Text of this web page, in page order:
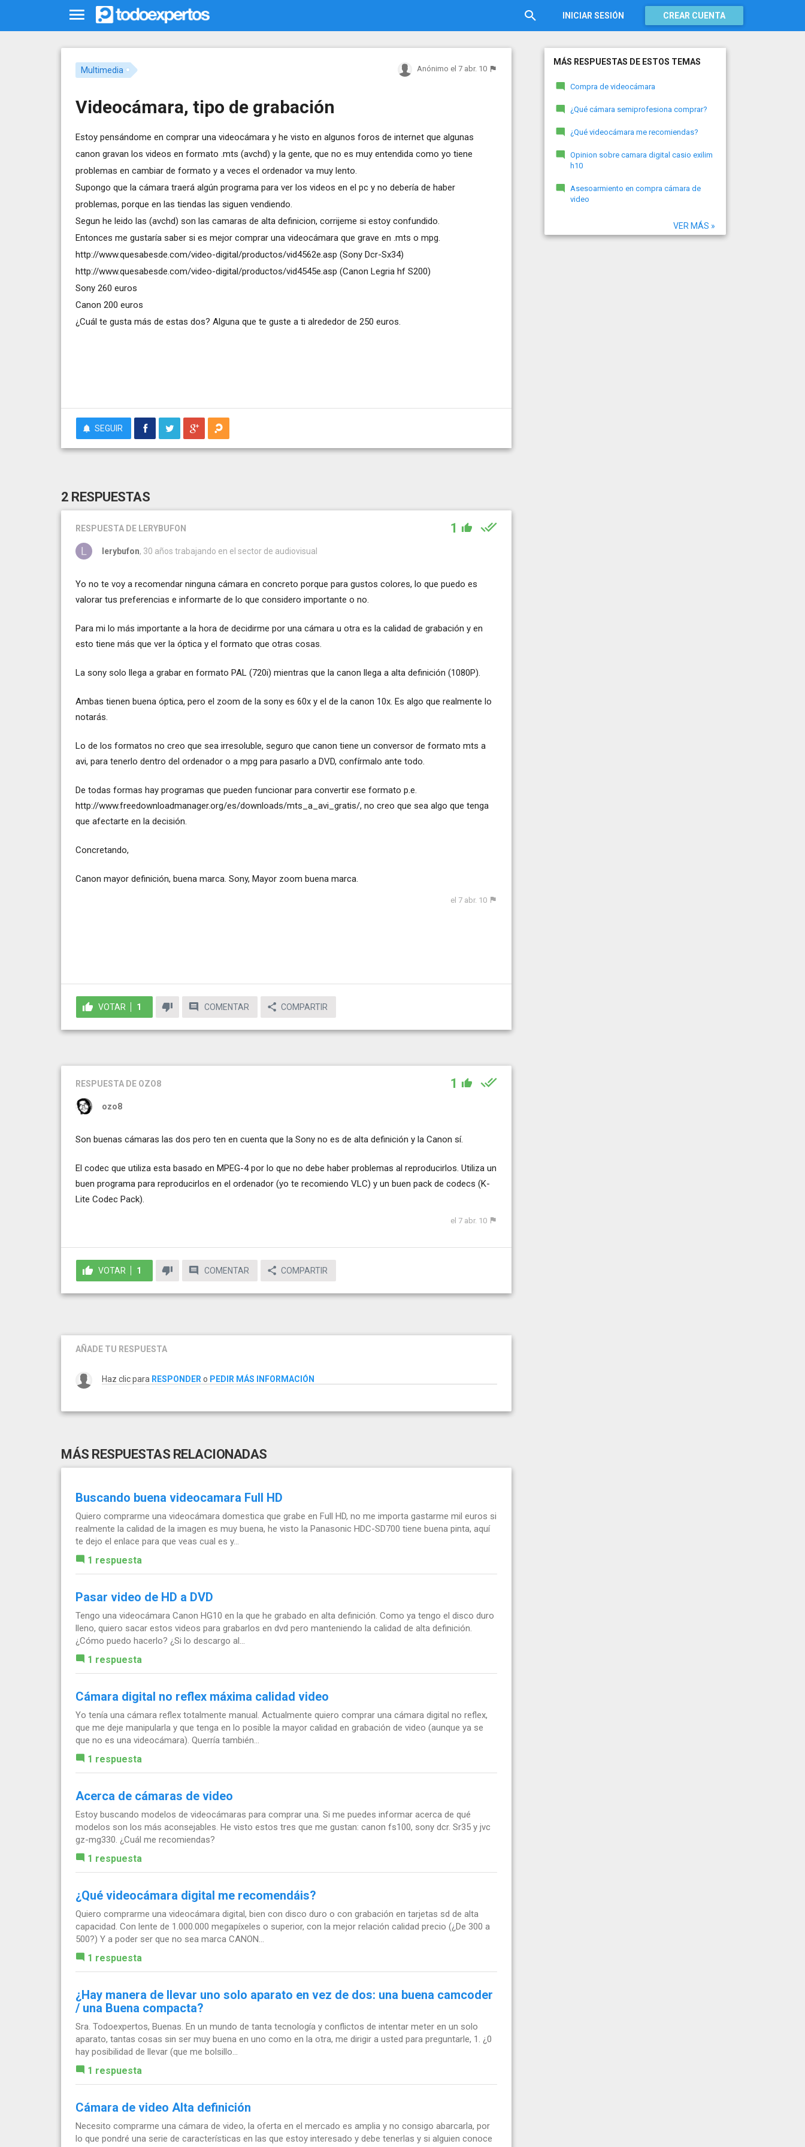
INICIAR SESIÓN CREAR CUENTA
Multimedia Anónimo el 7 abr. 10
Videocámara, tipo de grabación
Estoy pensándome en comprar una videocámara y he visto en algunos foros de internet que algunas
canon gravan los videos en formato .mts (avchd) y la gente, que no es muy entendida como yo tiene
problemas en cambiar de formato y a veces el ordenador va muy lento.
Supongo que la cámara traerá algún programa para ver los videos en el pc y no debería de haber
problemas, porque en las tiendas las siguen vendiendo.
Segun he leido las (avchd) son las camaras de alta definicion, corrijeme si estoy confundido.
Entonces me gustaría saber si es mejor comprar una videocámara que grave en .mts o mpg.
http://www.quesabesde.com/video-digital/productos/vid4562e.asp (Sony Dcr-Sx34)
http://www.quesabesde.com/video-digital/productos/vid4545e.asp (Canon Legria hf S200)
Sony 260 euros
Canon 200 euros
¿Cuál te gusta más de estas dos? Alguna que te guste a ti alrededor de 250 euros.
SEGUIR
2 RESPUESTAS
RESPUESTA DE LERYBUFON 1
lerybufon, 30 años trabajando en el sector de audiovisual
Yo no te voy a recomendar ninguna cámara en concreto porque para gustos colores, lo que puedo es
valorar tus preferencias e informarte de lo que considero importante o no.
Para mi lo más importante a la hora de decidirme por una cámara u otra es la calidad de grabación y en
esto tiene más que ver la óptica y el formato que otras cosas.
La sony solo llega a grabar en formato PAL (720i) mientras que la canon llega a alta definición (1080P).
Ambas tienen buena óptica, pero el zoom de la sony es 60x y el de la canon 10x. Es algo que realmente lo
notarás.
Lo de los formatos no creo que sea irresoluble, seguro que canon tiene un conversor de formato mts a
avi, para tenerlo dentro del ordenador o a mpg para pasarlo a DVD, confírmalo ante todo.
De todas formas hay programas que pueden funcionar para convertir ese formato p.e.
http://www.freedownloadmanager.org/es/downloads/mts_a_avi_gratis/, no creo que sea algo que tenga
que afectarte en la decisión.
Concretando,
Canon mayor definición, buena marca. Sony, Mayor zoom buena marca.
el 7 abr. 10
VOTAR 1 COMENTAR COMPARTIR
RESPUESTA DE OZO8 1
ozo8
Son buenas cámaras las dos pero ten en cuenta que la Sony no es de alta definición y la Canon sí.
El codec que utiliza esta basado en MPEG-4 por lo que no debe haber problemas al reproducirlos. Utiliza un
buen programa para reproducirlos en el ordenador (yo te recomiendo VLC) y un buen pack de codecs (K-
Lite Codec Pack).
el 7 abr. 10
VOTAR 1 COMENTAR COMPARTIR
AÑADE TU RESPUESTA
Haz clic para RESPONDERo PEDIR MÁS INFORMACIÓN
MÁS RESPUESTAS RELACIONADAS
Buscando buena videocamara Full HD
Quiero comprarme una videocámara domestica que grabe en Full HD, no me importa gastarme mil euros si
realmente la calidad de la imagen es muy buena, he visto la Panasonic HDC-SD700 tiene buena pinta, aquí
te dejo el enlace para que veas cual es y...
1 respuesta
Pasar video de HD a DVD
Tengo una videocámara Canon HG10 en la que he grabado en alta definición. Como ya tengo el disco duro
lleno, quiero sacar estos videos para grabarlos en dvd pero manteniendo la calidad de alta definición.
¿Cómo puedo hacerlo? ¿Si lo descargo al...
1 respuesta
Cámara digital no reflex máxima calidad video
Yo tenía una cámara reflex totalmente manual. Actualmente quiero comprar una cámara digital no reflex,
que me deje manipularla y que tenga en lo posible la mayor calidad en grabación de video (aunque ya se
que no es una videocámara). Querría también...
1 respuesta
Acerca de cámaras de video
Estoy buscando modelos de videocámaras para comprar una. Si me puedes informar acerca de qué
modelos son los más aconsejables. He visto estos tres que me gustan: canon fs100, sony dcr. Sr35 y jvc
gz-mg330. ¿Cuál me recomiendas?
1 respuesta
¿Qué videocámara digital me recomendáis?
Quiero comprarme una videocámara digital, bien con disco duro o con grabación en tarjetas sd de alta
capacidad. Con lente de 1.000.000 megapíxeles o superior, con la mejor relación calidad precio (¿De 300 a
500?) Y a poder ser que no sea marca CANON...
1 respuesta
¿Hay manera de llevar uno solo aparato en vez de dos: una buena camcoder
/ una Buena compacta?
Sra. Todoexpertos, Buenas. En un mundo de tanta tecnología y conflictos de intentar meter en un solo
aparato, tantas cosas sin ser muy buena en uno como en la otra, me dirigir a usted para preguntarle, 1. ¿0
hay posibilidad de llevar (que me bolsillo...
1 respuesta
Cámara de video Alta definición
Necesito comprarme una cámara de video, la oferta en el mercado es amplia y no consigo abarcarla, por
lo que pondré una serie de características en las que estoy interesado y debe tenerlas y si alguien conoce
MÁS RESPUESTAS DE ESTOS TEMAS
Compra de videocámara
¿Qué cámara semiprofesiona comprar?
¿Qué videocámara me recomiendas?
Opinion sobre camara digital casio exilim
h10
Asesoarmiento en compra cámara de
video
VER MÁS »